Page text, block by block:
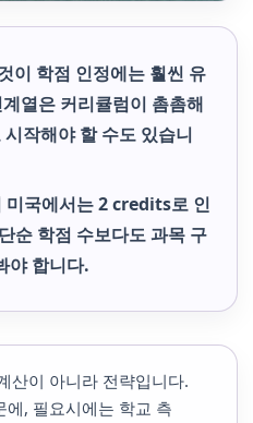
이 학점 인정에는 훨씬 유
열은 커리큘럼이 촘촘해
작해야 할 수도 있습니
미국에서는 2 credits로 인
순 학점 수보다도 과목 구
야 합니다.
산이 아니라 전략입니다.
, 필요시에는 학교 측